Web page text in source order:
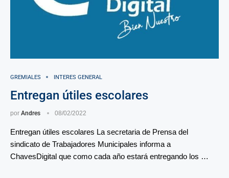
GREMIALES INTERES GENERAL
Entregan útiles escolares
por Andres 08/02/2022
Entregan útiles escolares La secretaria de Prensa del
sindicato de Trabajadores Municipales informa a
ChavesDigital que como cada año estará entregando los …